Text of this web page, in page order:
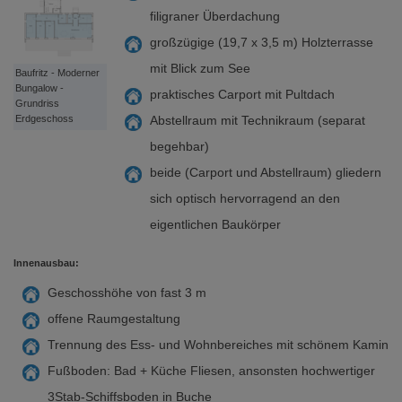
Baufritz - Moderner
Bungalow -
Grundriss
Erdgeschoss
filigraner Überdachung
großzügige (19,7 x 3,5 m) Holzterrasse
mit Blick zum See
praktisches Carport mit Pultdach
Abstellraum mit Technikraum (separat
begehbar)
beide (Carport und Abstellraum) gliedern
sich optisch hervorragend an den
eigentlichen Baukörper
Innenausbau:
Geschosshöhe von fast 3 m
offene Raumgestaltung
Trennung des Ess- und Wohnbereiches mit schönem Kamin
Fußboden: Bad + Küche Fliesen, ansonsten hochwertiger
3Stab-Schiffsboden in Buche